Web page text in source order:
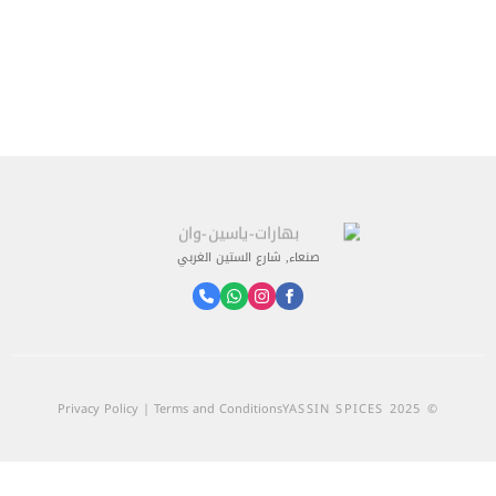
صنعاء, شارع الستين الغربي
© 2025 YASSIN SPICES
Privacy Policy | Terms and Conditions